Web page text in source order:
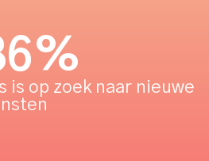
is op zoek naar nieuwe
%